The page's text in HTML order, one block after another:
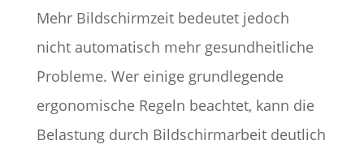
Mehr Bildschirmzeit bedeutet jedoch
nicht automatisch mehr gesundheitliche
Probleme. Wer einige grundlegende
ergonomische Regeln beachtet, kann die
Belastung durch Bildschirmarbeit deutlich